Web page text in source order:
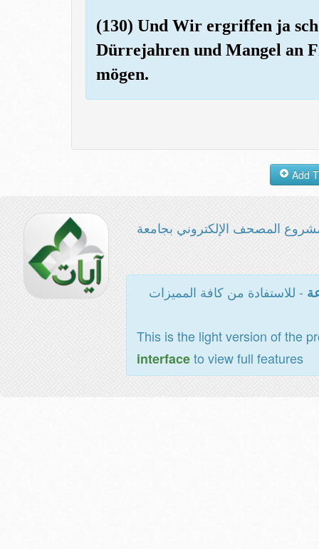
(130) Und Wir ergriffen ja
Dürrejahren und Mangel an
mögen.
المصحف الإلكتروني بجامعة
- للاستفادة من كافة المميزات
This is the light version of the
interfaceto view full features